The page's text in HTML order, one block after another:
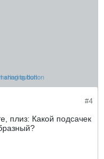
#4
плиз: Какой подсачек